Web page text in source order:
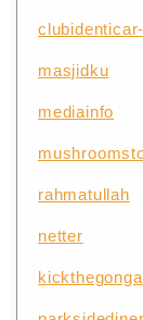
masjidku
mediainfo
rahmatullah
netter